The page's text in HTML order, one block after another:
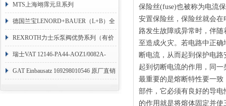
MTS上海翊霈元旦系列
RHM3050MR081A01
德国兰宝LENORD+BAUER（L+B）全
系列编码器
REXROTH力士乐泵阀优势系列（有价
目表）
瑞士VAT 12146-PA44-AOZ1/0082A-
1173938
GAT Einbausatz 169298010546 原厂直销
保险丝(fuse)也被称为电流
安置保险丝，保险丝就会
路发生故障或异常时，伴
至造成火灾。若电路中正
断电流，从而起到保护电
起到切断电流的作用，同
最重要的是熔断特性要一
部件，它必须有良好的导
的作用就是将熔体固定并